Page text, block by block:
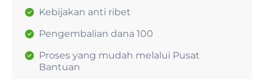
Kebijakan anti ribet
Pengembalian dana 100
Proses yang mudah melalui Pusat
Bantuan